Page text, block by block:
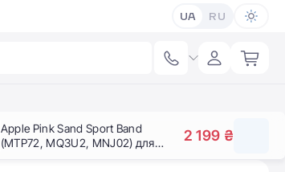
UA RU
Apple Pink Sand Sport Band
(MTP72, MQ3U2, MNJ02) для
2 199 ₴